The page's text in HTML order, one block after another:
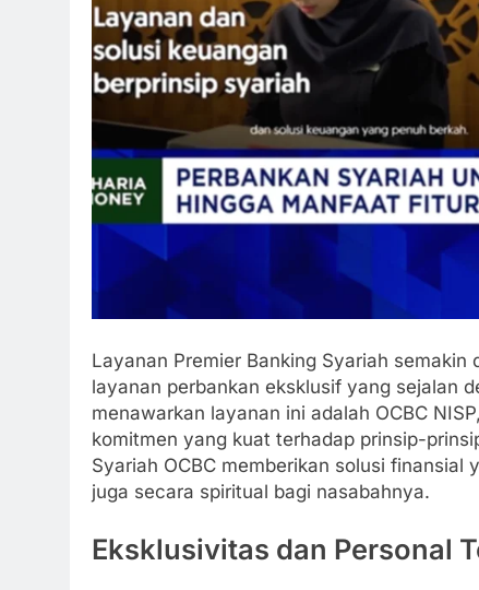
Layanan Premier Banking Syariah
layanan perbankan eksklusif yang sejalan
menawarkan layanan ini adalah OCBC
komitmen yang kuat terhadap prinsip-
Syariah OCBC memberikan solusi
juga secara spiritual bagi nasabahnya.
Eksklusivitas dan Personal